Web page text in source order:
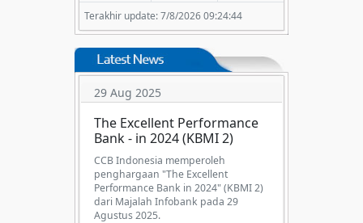
Terakhir update: 7/8/2026 09:24:44
29 Aug 2025
The Excellent Performance
Bank - in 2024 (KBMI 2)
CCB Indonesia memperoleh
penghargaan "The Excellent
Performance Bank in 2024" (KBMI 2)
dari Majalah Infobank pada 29
Agustus 2025.